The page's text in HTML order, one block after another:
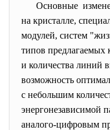
Основные
на кристалле,
модулей, систем
типов предлагаемых
и количества линий
возможность
с небольшим
энергонезависимой
аналого-цифровым